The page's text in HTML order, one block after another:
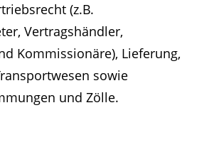
(z.B.
Vertragshändler,
Kommissionäre), Lieferung,
sowie
und Zölle.